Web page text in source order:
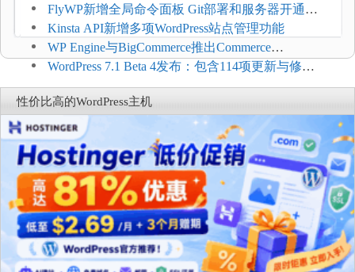
$2.61/月，高性能主机同步折扣
FlyWP新增全局命令面板 Git部署和服务器开通更
方便
Kinsta API新增多项WordPress站点管理功能
WP Engine与BigCommerce推出Commerce
Connect：WordPress商店可保留前台体验并扩展电
商能力
WordPress 7.1 Beta 4发布：包含114项更新与修
复，仅建议在测试环境体验
性价比高的WordPress主机